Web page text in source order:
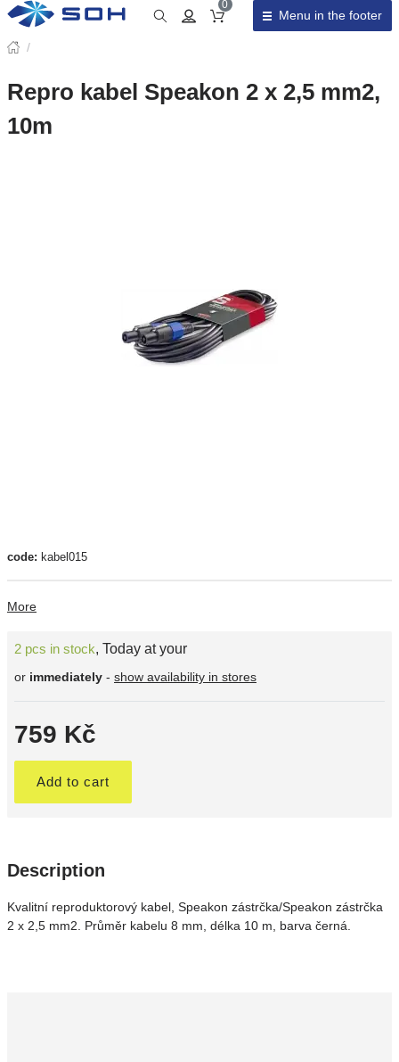
Cart total
0
Menu in the footer
/
Repro kabel Speakon 2 x 2,5 mm2,
10m
code: kabel015
More
2 pcs in stock, Today at your
or immediately - show availability in stores
759 Kč
Add to cart
Description
Kvalitní reproduktorový kabel, Speakon zástrčka/Speakon zástrčka
2 x 2,5 mm2. Průměr kabelu 8 mm, délka 10 m, barva černá.